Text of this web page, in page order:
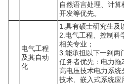
自然语言处理、计
开发等优先。
电气工程
及其自动
化
1.具有硕士研究生及
2.电气工程、控制科
相关专业；
3.能承担以下一到两
任务者优先：电力拖
高电压技术电力系统
技术、嵌入式系统应